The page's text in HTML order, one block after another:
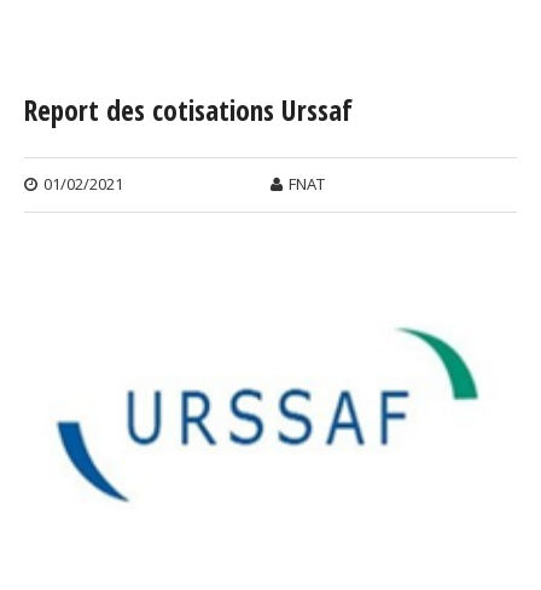
Report des cotisations Urssaf
01/02/2021 FNAT